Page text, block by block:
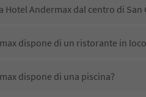
Hotel Andermax dal centro di San
dispone di un ristorante in
dispone di una piscina?